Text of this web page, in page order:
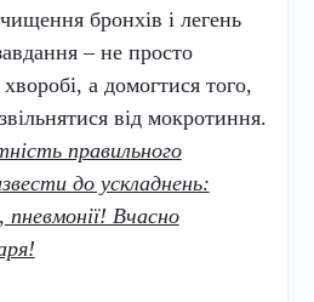
бронхів і легень
– не просто
а домогтися того,
від мокротиння.
правильного
до ускладнень:
пневмонії! Вчасно